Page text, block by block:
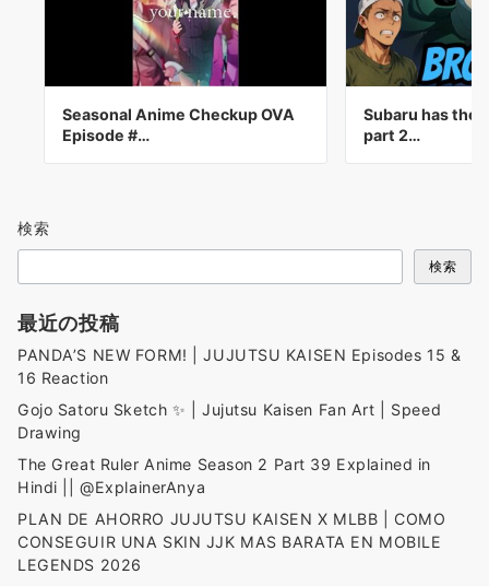
Seasonal Anime Checkup OVA
Episode #…
Subaru has the
part 2…
検索
検索
最近の投稿
PANDA’S NEW FORM! | JUJUTSU KAISEN Episodes 15 &
16 Reaction
Gojo Satoru Sketch ✨ | Jujutsu Kaisen Fan Art | Speed
Drawing
The Great Ruler Anime Season 2 Part 39 Explained in
Hindi || @ExplainerAnya
PLAN DE AHORRO JUJUTSU KAISEN X MLBB | COMO
CONSEGUIR UNA SKIN JJK MAS BARATA EN MOBILE
LEGENDS 2026